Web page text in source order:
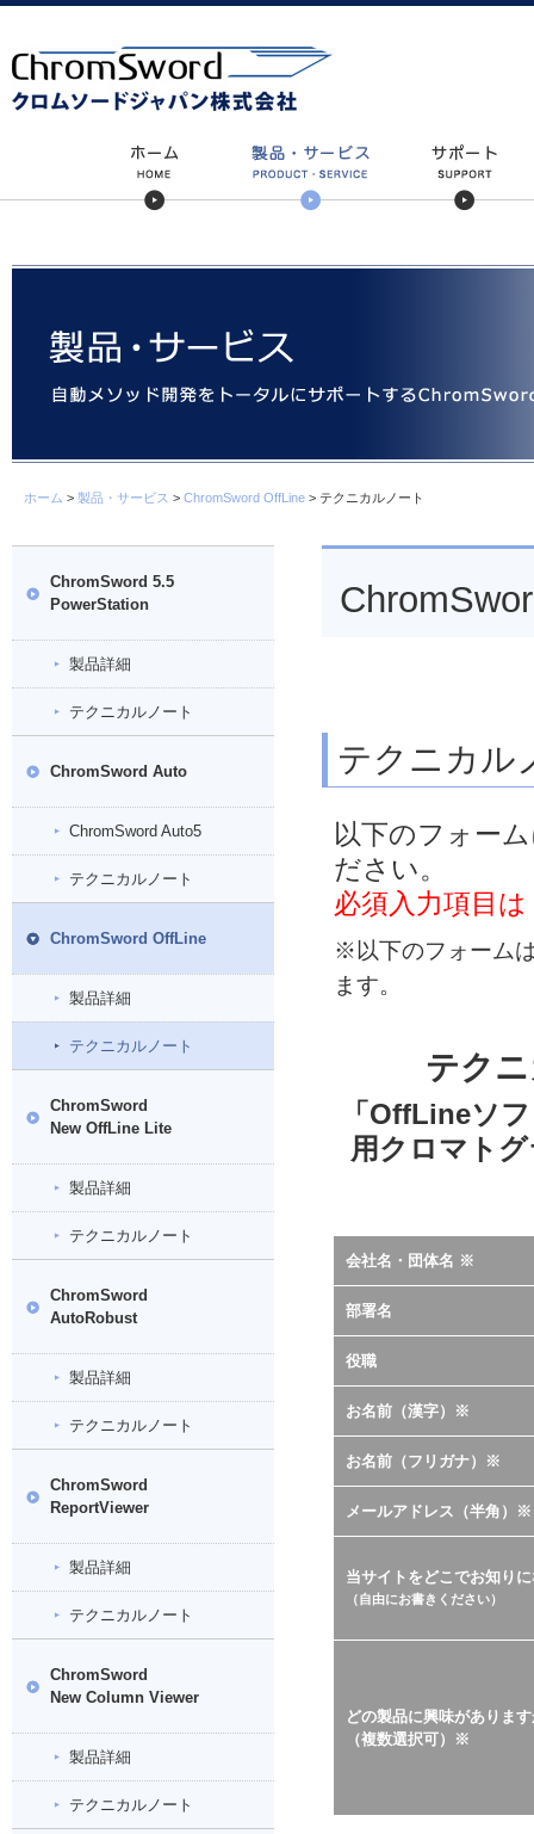
ホーム > 製品・サービス > ChromSword OffLine > テクニカルノート
ChromSword 5.5
PowerStation
製品詳細
テクニカルノート
ChromSword Auto
ChromSword Auto5
テクニカルノート
ChromSword OffLine
製品詳細
テクニカルノート
ChromSword
New OffLine Lite
製品詳細
テクニカルノート
ChromSword
AutoRobust
製品詳細
テクニカルノート
ChromSword
ReportViewer
製品詳細
テクニカルノート
ChromSword
New Column Viewer
製品詳細
テクニカルノート
テクニカル
以下のフォー
ださい。
必須入力項目
※以下のフォーム
ます。
テク
「OffLineソ
用クロマト
会社名・団体名 ※
部署名
役職
お名前（漢字）※
お名前（フリガナ）※
メールアドレス（半角）※
当サイトをどこでお知り
（自由にお書きください）
どの製品に興味がありま
（複数選択可）※